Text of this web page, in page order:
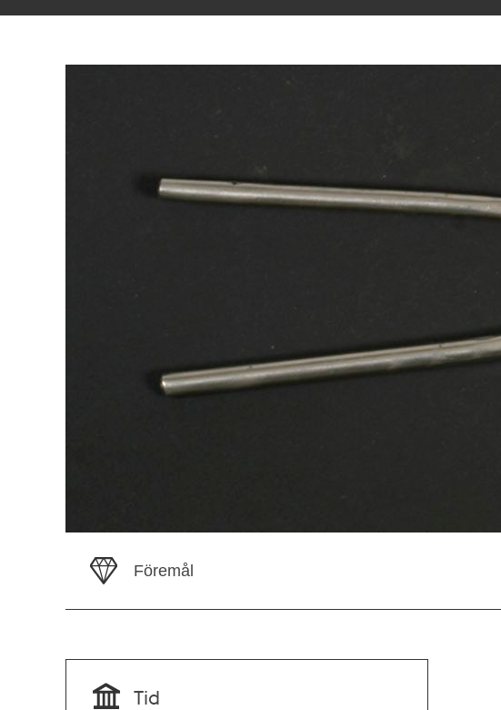
Föremål
Tid